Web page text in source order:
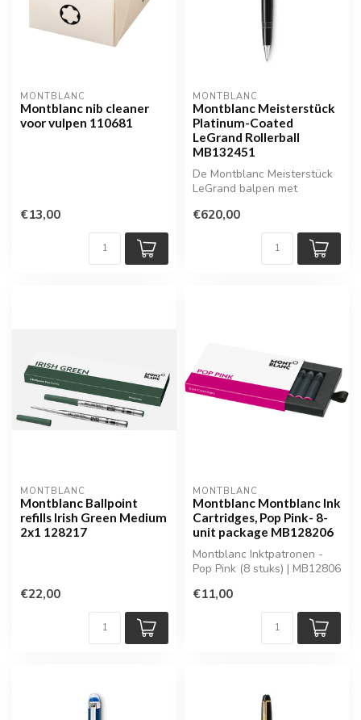
MONTBLANC
Montblanc nib cleaner
voor vulpen 110681
€13,00
MONTBLANC
Montblanc Meisterstück
Platinum-Coated
LeGrand Rollerball
MB132451
De Montblanc Meisterstück
LeGrand balpen met
harmonieu...
€620,00
MONTBLANC
Montblanc Ballpoint
refills Irish Green Medium
2x1 128217
€22,00
MONTBLANC
Montblanc Montblanc Ink
Cartridges, Pop Pink- 8-
unit package MB128206
Montblanc Inktpatronen -
Pop Pink (8 stuks) | MB12806
€11,00